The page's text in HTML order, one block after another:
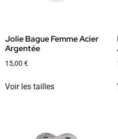
Jolie Bague Femme Acier
Argentée
15,00 €
Voir les tailles